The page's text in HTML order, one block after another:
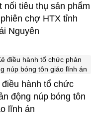
nối tiêu thụ sản phẩm
chợ HTX tỉnh
Nguyên
điều hành tổ chức
động núp bóng tôn
lĩnh án